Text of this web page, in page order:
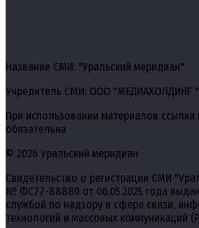
Название СМИ: "Уральский меридиан"
Учредитель СМИ: ООО "МЕДИАХОЛДИНГ
При использовании материалов ссылка
обязательна
© 2026 Уральский меридиан
Свидетельство о регистрации СМИ
№ ФС77-88880 от 06.05.2025 года
службой по надзору в сфере связи,
технологий и массовых коммуникаций